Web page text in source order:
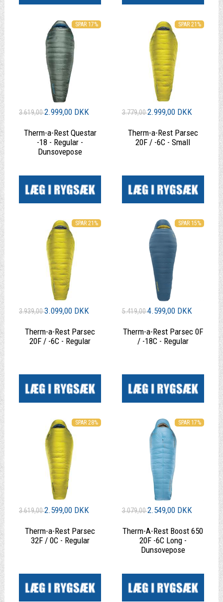
SPAR 17%
3.619,002.999,00 DKK
Therm-a-Rest Questar
-18 - Regular -
Dunsovepose
SPAR 21%
3.779,002.999,00 DKK
Therm-a-Rest Parsec
20F / -6C - Small
SPAR 21%
3.939,003.099,00 DKK
Therm-a-Rest Parsec
20F / -6C - Regular
SPAR 15%
5.419,004.599,00 DKK
Therm-a-Rest Parsec 0F
/ -18C - Regular
SPAR 28%
3.619,002.599,00 DKK
Therm-a-Rest Parsec
32F / 0C - Regular
SPAR 17%
3.079,002.549,00 DKK
Therm-A-Rest Boost 650
20F -6C Long -
Dunsovepose